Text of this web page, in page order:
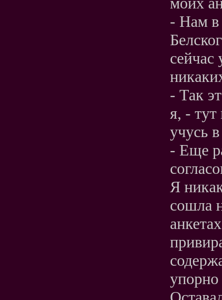
- Нам в
сейчас
- Так
я, - тут
учусь
- Еще
Я
сошла
упорно